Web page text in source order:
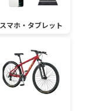
スマホ・タブレット